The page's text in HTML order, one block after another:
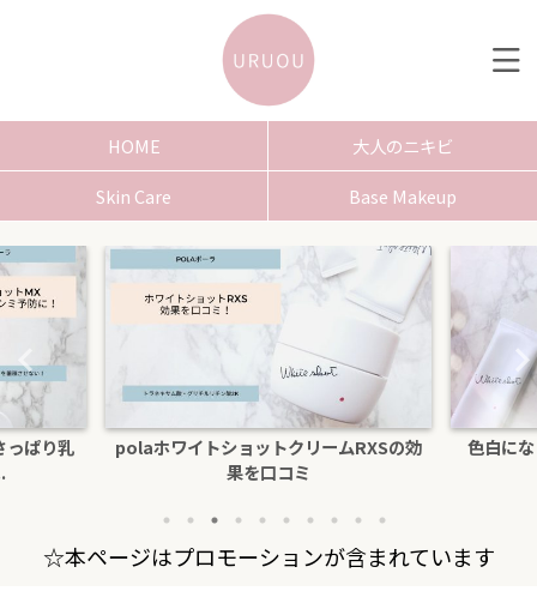
HOME
大人のニキビ
Skin Care
Base Makeup
っぱり乳
polaホワイトショットクリームRXSの効
果を口コミ
色白に
☆本ページはプロモーションが含まれています